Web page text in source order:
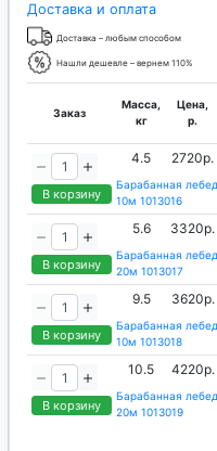
Доставка и оплата
Доставка – любым способом
Нашли дешевле – вернем 110%
Заказ
Масса,
кг
Цена,
р.
В корзину
4.5 2720р.
Барабанная
10м 1013016
В корзину
5.6 3320р.
Барабанная
20м 1013017
В корзину
9.5 3620р.
Барабанная
10м 1013018
В корзину
10.5 4220р.
Барабанная
20м 1013019